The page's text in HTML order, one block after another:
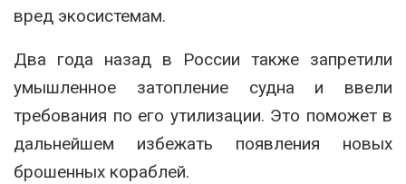
вред экосистемам.
Два года назад в России также запретили
умышленное затопление судна и ввели
требования по его утилизации. Это поможет в
дальнейшем избежать появления новых
брошенных кораблей.